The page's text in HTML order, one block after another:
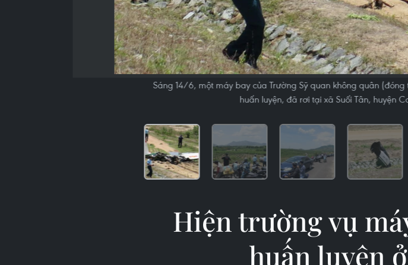
Sáng 14/6, một máy bay của Trường Sỹ quan không quân
huấn luyện, đã rơi tại xã Suối Tân, huyện
Hiện trường vụ
huấn luyện